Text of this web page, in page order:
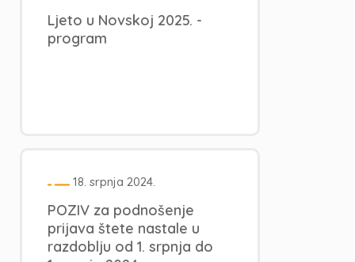
Ljeto u Novskoj 2025. -
program
18. srpnja 2024.
POZIV za podnošenje
prijava štete nastale u
razdoblju od 1. srpnja do